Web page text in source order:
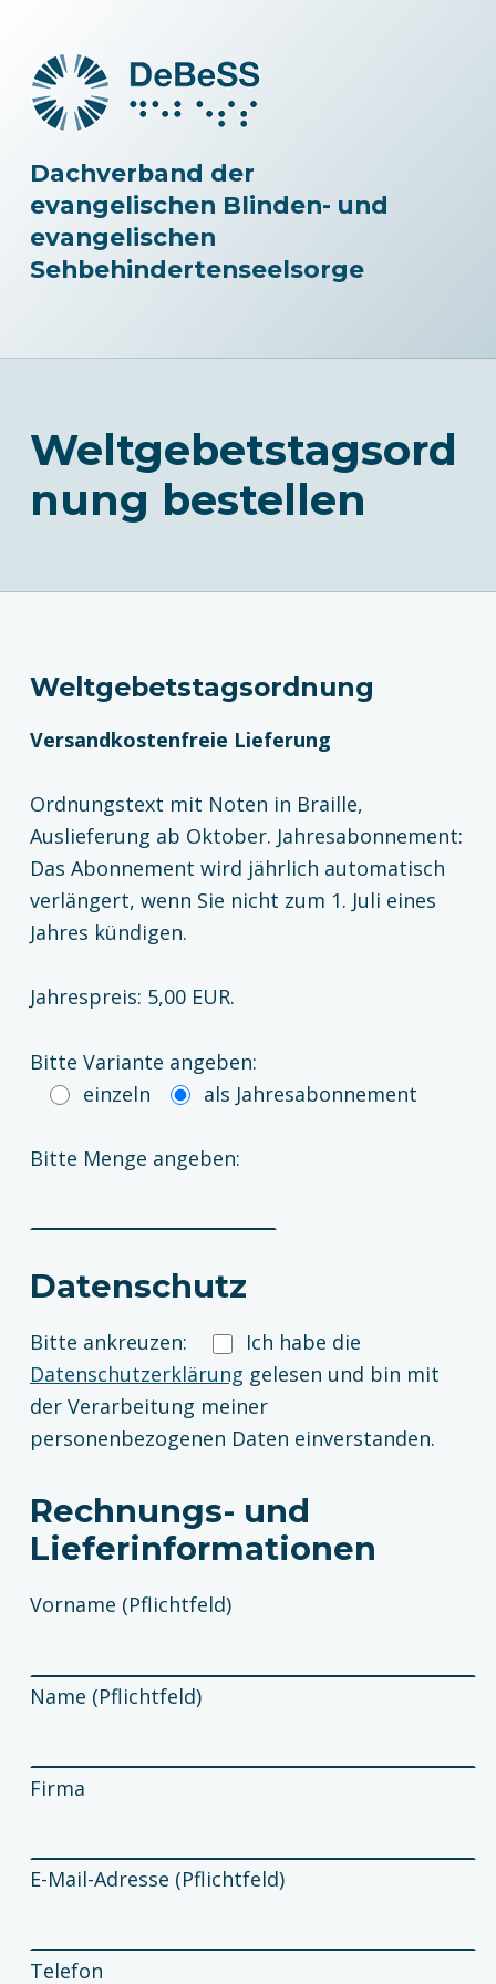
Dachverband der
evangelischen Blinden- und
evangelischen
Sehbehindertenseelsorge
Weltgebetstagsord
nung bestellen
Weltgebetstagsordnung
Versandkostenfreie Lieferung
Ordnungstext mit Noten in Braille,
Auslieferung ab Oktober. Jahresabonnement:
Das Abonnement wird jährlich automatisch
verlängert, wenn Sie nicht zum 1. Juli eines
Jahres kündigen.
Jahrespreis: 5,00 EUR.
Bitte Variante angeben:
einzeln
als Jahresabonnement
Bitte Menge angeben:
Datenschutz
Bitte ankreuzen:
Ich habe die
Datenschutzerklärung gelesen und bin mit
der Verarbeitung meiner
personenbezogenen Daten einverstanden.
Rechnungs- und
Lieferinformationen
Vorname (Pflichtfeld)
Name (Pflichtfeld)
Firma
E-Mail-Adresse (Pflichtfeld)
Telefon